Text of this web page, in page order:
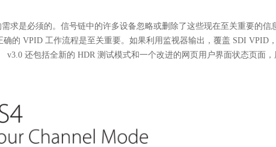
求是必须的。信号链中的许多设备忽略或删除了这些现在至关重要的信
的 VPID 工作流程是至关重要。如果利用监视器输出，覆盖 SDI VPID
v3.0 还包括全新的 HDR 测试模式和一个改进的网页用户界面状态页面